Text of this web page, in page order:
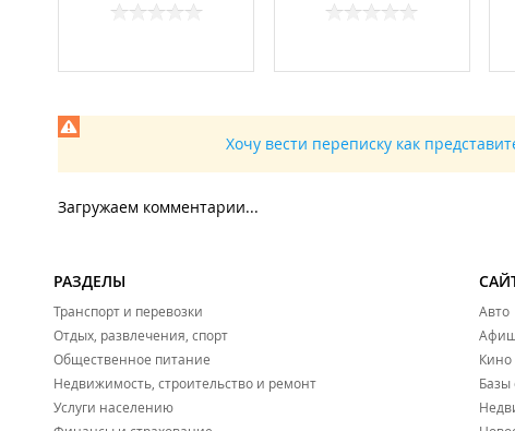
Хочу вести переписку как
Загружаем комментарии...
РАЗДЕЛЫ
Транспорт и перевозки
Отдых, развлечения, спорт
Общественное питание
Недвижимость, строительство и ремонт
Услуги населению
Авто
Кино
Базы